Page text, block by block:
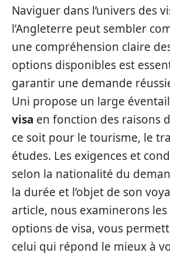
Naviguer dans l’univers des
l’Angleterre peut sembler
une compréhension claire
options disponibles est
garantir une demande
Uni propose un large
visa en fonction des raisons
ce soit pour le tourisme, le
études. Les exigences et
selon la nationalité du
la durée et l’objet de son
article, nous examinerons
options de visa, vous
celui qui répond le mieux à